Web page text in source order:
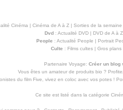
Cinéma | Cinéma de A à Z| Sorties de la semaine
Dvd: Actualité DVD| DVD de A à Z
People : Actualité People | Portrait
Culte : Films cultes | Gros plans
Partenaire Voyage: Créer un blog
Vous êtes un amateur de produits bio ?
du film Five, vivez en coloc avec vos potes !
Ce site est listé dans la catégorie